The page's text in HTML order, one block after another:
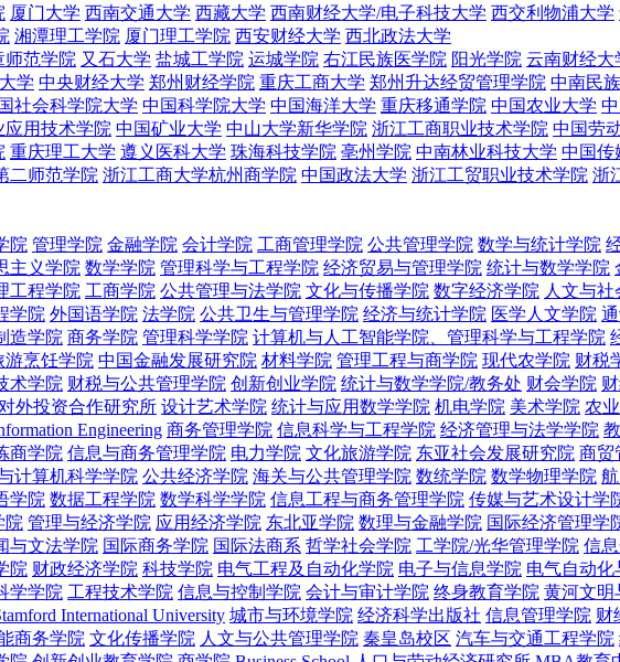
厦门大学 西南交通大学 西藏大学 西南财经大学/电子科技大学 西交利物浦大学
湘潭理工学院 厦门理工学院 西安财经大学 西北政法大学
师范学院 又石大学 盐城工学院 运城学院 右江民族医学院 阳光学院 云南财经大
学 中央财经大学 郑州财经学院 重庆工商大学 郑州升达经贸管理学院 中南民
社会科学院大学 中国科学院大学 中国海洋大学 重庆移通学院 中国农业大学
应用技术学院 中国矿业大学 中山大学新华学院 浙江工商职业技术学院 中国劳
重庆理工大学 遵义医科大学 珠海科技学院 亳州学院 中南林业科技大学 中国传
二师范学院 浙江工商大学杭州商学院 中国政法大学 浙江工贸职业技术学院 浙
院 管理学院 金融学院 会计学院 工商管理学院 公共管理学院 数学与统计学院
主义学院 数学学院 管理科学与工程学院 经济贸易与管理学院 统计与数学学院
工程学院 工商学院 公共管理与法学院 文化与传播学院 数字经济学院 人文与
学院 外国语学院 法学院 公共卫生与管理学院 经济与统计学院 医学人文学院
造学院 商务学院 管理科学学院 计算机与人工智能学院、管理科学与工程学院
游烹饪学院 中国金融发展研究院 材料学院 管理工程与商学院 现代农学院 财税
术学院 财税与公共管理学院 创新创业学院 统计与数学学院/教务处 财会学院
对外投资合作研究所 设计艺术学院 统计与应用数学学院 机电学院 美术学院 农
Engineering 商务管理学院 信息科学与工程学院 经济管理与法学学院
商学院 信息与商务管理学院 电力学院 文化旅游学院 东亚社会发展研究院 商贸
计算机科学学院 公共经济学院 海关与公共管理学院 数统学院 数学物理学院
学院 数据工程学院 数学科学学院 信息工程与商务管理学院 传媒与艺术设计学
院 管理与经济学院 应用经济学院 东北亚学院 数理与金融学院 国际经济管理学
与文法学院 国际商务学院 国际法商系 哲学社会学院 工学院/光华管理学院 信
院 财政经济学院 科技学院 电气工程及自动化学院 电子与信息学院 电气自动化
学学院 工程技术学院 信息与控制学院 会计与审计学院 终身教育学院 黄河文明
International University 城市与环境学院 经济科学出版社 信息管理学院 财
商务学院 文化传播学院 人文与公共管理学院 秦皇岛校区 汽车与交通工程学院